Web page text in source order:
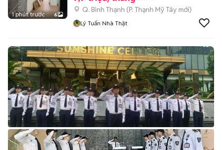
1 phút trước 6
Q. Bình Thạnh (P. Thạnh Mỹ Tây mới)
Lý Tuấn Nhà Thật